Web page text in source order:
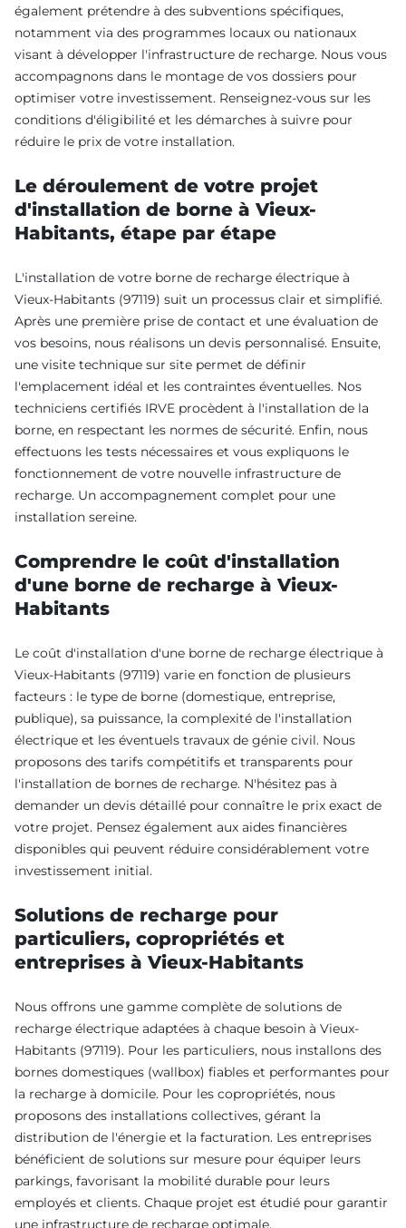
également prétendre à des subventions spécifiques,
notamment via des programmes locaux ou nationaux
visant à développer l'infrastructure de recharge. Nous vous
accompagnons dans le montage de vos dossiers pour
optimiser votre investissement. Renseignez-vous sur les
conditions d'éligibilité et les démarches à suivre pour
réduire le prix de votre installation.
Le déroulement de votre projet
d'installation de borne à Vieux-
Habitants, étape par étape
L'installation de votre borne de recharge électrique à
Vieux-Habitants (97119) suit un processus clair et simplifié.
Après une première prise de contact et une évaluation de
vos besoins, nous réalisons un devis personnalisé. Ensuite,
une visite technique sur site permet de définir
l'emplacement idéal et les contraintes éventuelles. Nos
techniciens certifiés IRVE procèdent à l'installation de la
borne, en respectant les normes de sécurité. Enfin, nous
effectuons les tests nécessaires et vous expliquons le
fonctionnement de votre nouvelle infrastructure de
recharge. Un accompagnement complet pour une
installation sereine.
Comprendre le coût d'installation
d'une borne de recharge à Vieux-
Habitants
Le coût d'installation d'une borne de recharge électrique à
Vieux-Habitants (97119) varie en fonction de plusieurs
facteurs : le type de borne (domestique, entreprise,
publique), sa puissance, la complexité de l'installation
électrique et les éventuels travaux de génie civil. Nous
proposons des tarifs compétitifs et transparents pour
l'installation de bornes de recharge. N'hésitez pas à
demander un devis détaillé pour connaître le prix exact de
votre projet. Pensez également aux aides financières
disponibles qui peuvent réduire considérablement votre
investissement initial.
Solutions de recharge pour
particuliers, copropriétés et
entreprises à Vieux-Habitants
Nous offrons une gamme complète de solutions de
recharge électrique adaptées à chaque besoin à Vieux-
Habitants (97119). Pour les particuliers, nous installons des
bornes domestiques (wallbox) fiables et performantes pour
la recharge à domicile. Pour les copropriétés, nous
proposons des installations collectives, gérant la
distribution de l'énergie et la facturation. Les entreprises
bénéficient de solutions sur mesure pour équiper leurs
parkings, favorisant la mobilité durable pour leurs
employés et clients. Chaque projet est étudié pour garantir
une infrastructure de recharge optimale.